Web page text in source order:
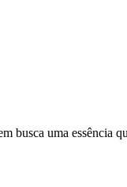
uma essência